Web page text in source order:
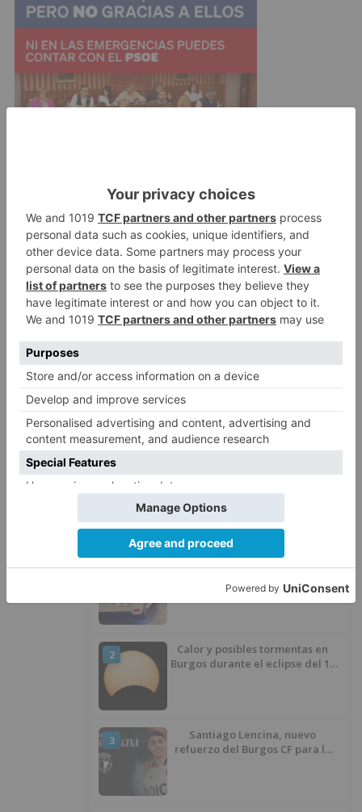
Nuestra organización advierte sobre el
problema que existe con el fin de que la Junta
de Castilla y León busque una solución urgente
para que no se justifique todo bajo el habitual
argumento del 'vuelva usted mañana', ante la
falta de personal y previsión por parte de la
Administración por cubrir esos puestos.
Burgos alianza upa-coag denuncia
servicios
provinciales
agricultura ganadería
junta
colapsando
falta
LO + VISTO
1
atentado contra los agentes
2
Calor y posibles tormentas en
Burgos durante el eclipse del 12
3
Santiago Lencina, nuevo
refuerzo del Burgos CF para la